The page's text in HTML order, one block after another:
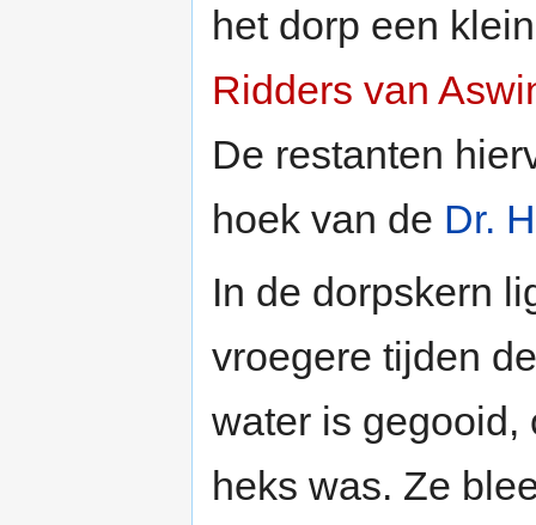
het dorp een
Ridders van
De restanten
hoek van de Dr.
In de dorpskern
vroegere tijden
water is gegooid,
heks was. Ze